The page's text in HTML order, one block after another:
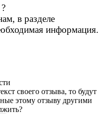
в разделе
информация.
своего отзыва, то будут
этому отзыву другими